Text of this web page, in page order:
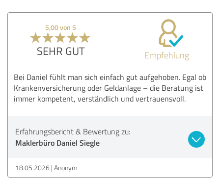
5,00 von 5
SEHR GUT Empfehlung
Bei Daniel fühlt man sich einfach gut aufgehoben. Egal ob
Krankenversicherung oder Geldanlage – die Beratung ist
immer kompetent, verständlich und vertrauensvoll.
Erfahrungsbericht & Bewertung zu:
Maklerbüro Daniel Siegle
18.05.2026 Anonym